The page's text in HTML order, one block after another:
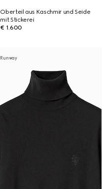
Oberteil aus Kaschmir und Seide
mit Stickerei
€ 1.600
Runway